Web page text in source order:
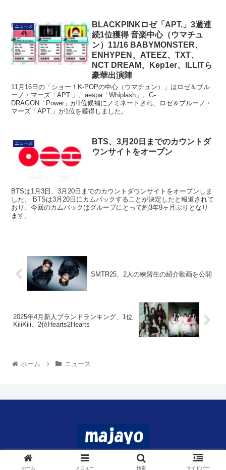
ニュース
BLACKPINKロゼ「APT.」3週連
続1位獲得 音楽中心（ウマチュ
ン）11/16 BABYMONSTER、
ENHYPEN、ATEEZ、TXT、
NCT DREAM、Kep1er、ILLITら
豪華出演陣
11月16日の「ショー！K-POPの中心（ウマチュン）」はロゼ＆ブル
ーノ・マーズ「APT.」、aespa「Whiplash」、G-
DRAGON「Power」が1位候補にノミネートされ、ロゼ＆ブルーノ・
マーズ「APT.」が1位を獲得しました。
ニュース
BTS、3月20日までのカウントダ
ウンサイトをオープン
BTSは1月3日、3月20日までのカウントダウンサイトをオープンしま
した。 BTSは3月20日にカムバックすることが決定したと報道されて
おり、今回のカムバックはグループにとって約3年9ヶ月ぶりとなり
ます。
SMTR25、2人の練習生の紹介動画を公開
2025年4月新人ブランドランキング、1位
KiiiKiii、2位Hearts2Hearts
ホーム ニュース
© 2024 マジャヨ.
ホーム メニュー 検索 サイドバー